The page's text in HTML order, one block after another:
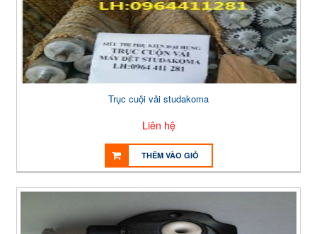
Trục cuội vải studakoma
Liên hệ
THÊM VÀO GIỎ